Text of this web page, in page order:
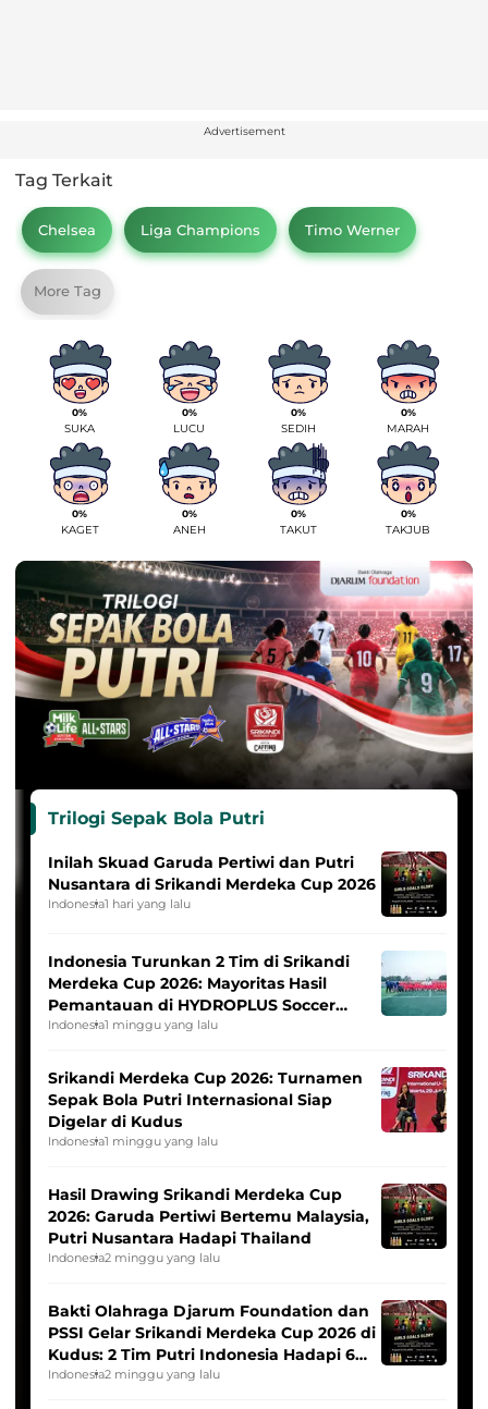
Advertisement
Tag Terkait
Chelsea Liga Champions Timo Werner
More Tag
0%
SUKA
0%
LUCU
0%
SEDIH
0%
MARAH
0%
KAGET
0%
ANEH
0%
TAKUT
0%
TAKJUB
Trilogi Sepak Bola Putri
Inilah Skuad Garuda Pertiwi dan Putri
Nusantara di Srikandi Merdeka Cup 2026
Indonesia1 hari yang lalu
Indonesia Turunkan 2 Tim di Srikandi
Merdeka Cup 2026: Mayoritas Hasil
Pemantauan di HYDROPLUS Soccer
League
Indonesia1 minggu yang lalu
Srikandi Merdeka Cup 2026: Turnamen
Sepak Bola Putri Internasional Siap
Digelar di Kudus
Indonesia1 minggu yang lalu
Hasil Drawing Srikandi Merdeka Cup
2026: Garuda Pertiwi Bertemu Malaysia,
Putri Nusantara Hadapi Thailand
Indonesia2 minggu yang lalu
Bakti Olahraga Djarum Foundation dan
PSSI Gelar Srikandi Merdeka Cup 2026 di
Kudus: 2 Tim Putri Indonesia Hadapi 6
Tim Asia
Indonesia2 minggu yang lalu